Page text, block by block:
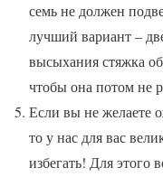
семь не должен
лучший вариант –
высыхания стяжка
чтобы она потом не
Если вы не желаете
то у нас для вас
избегать! Для этого